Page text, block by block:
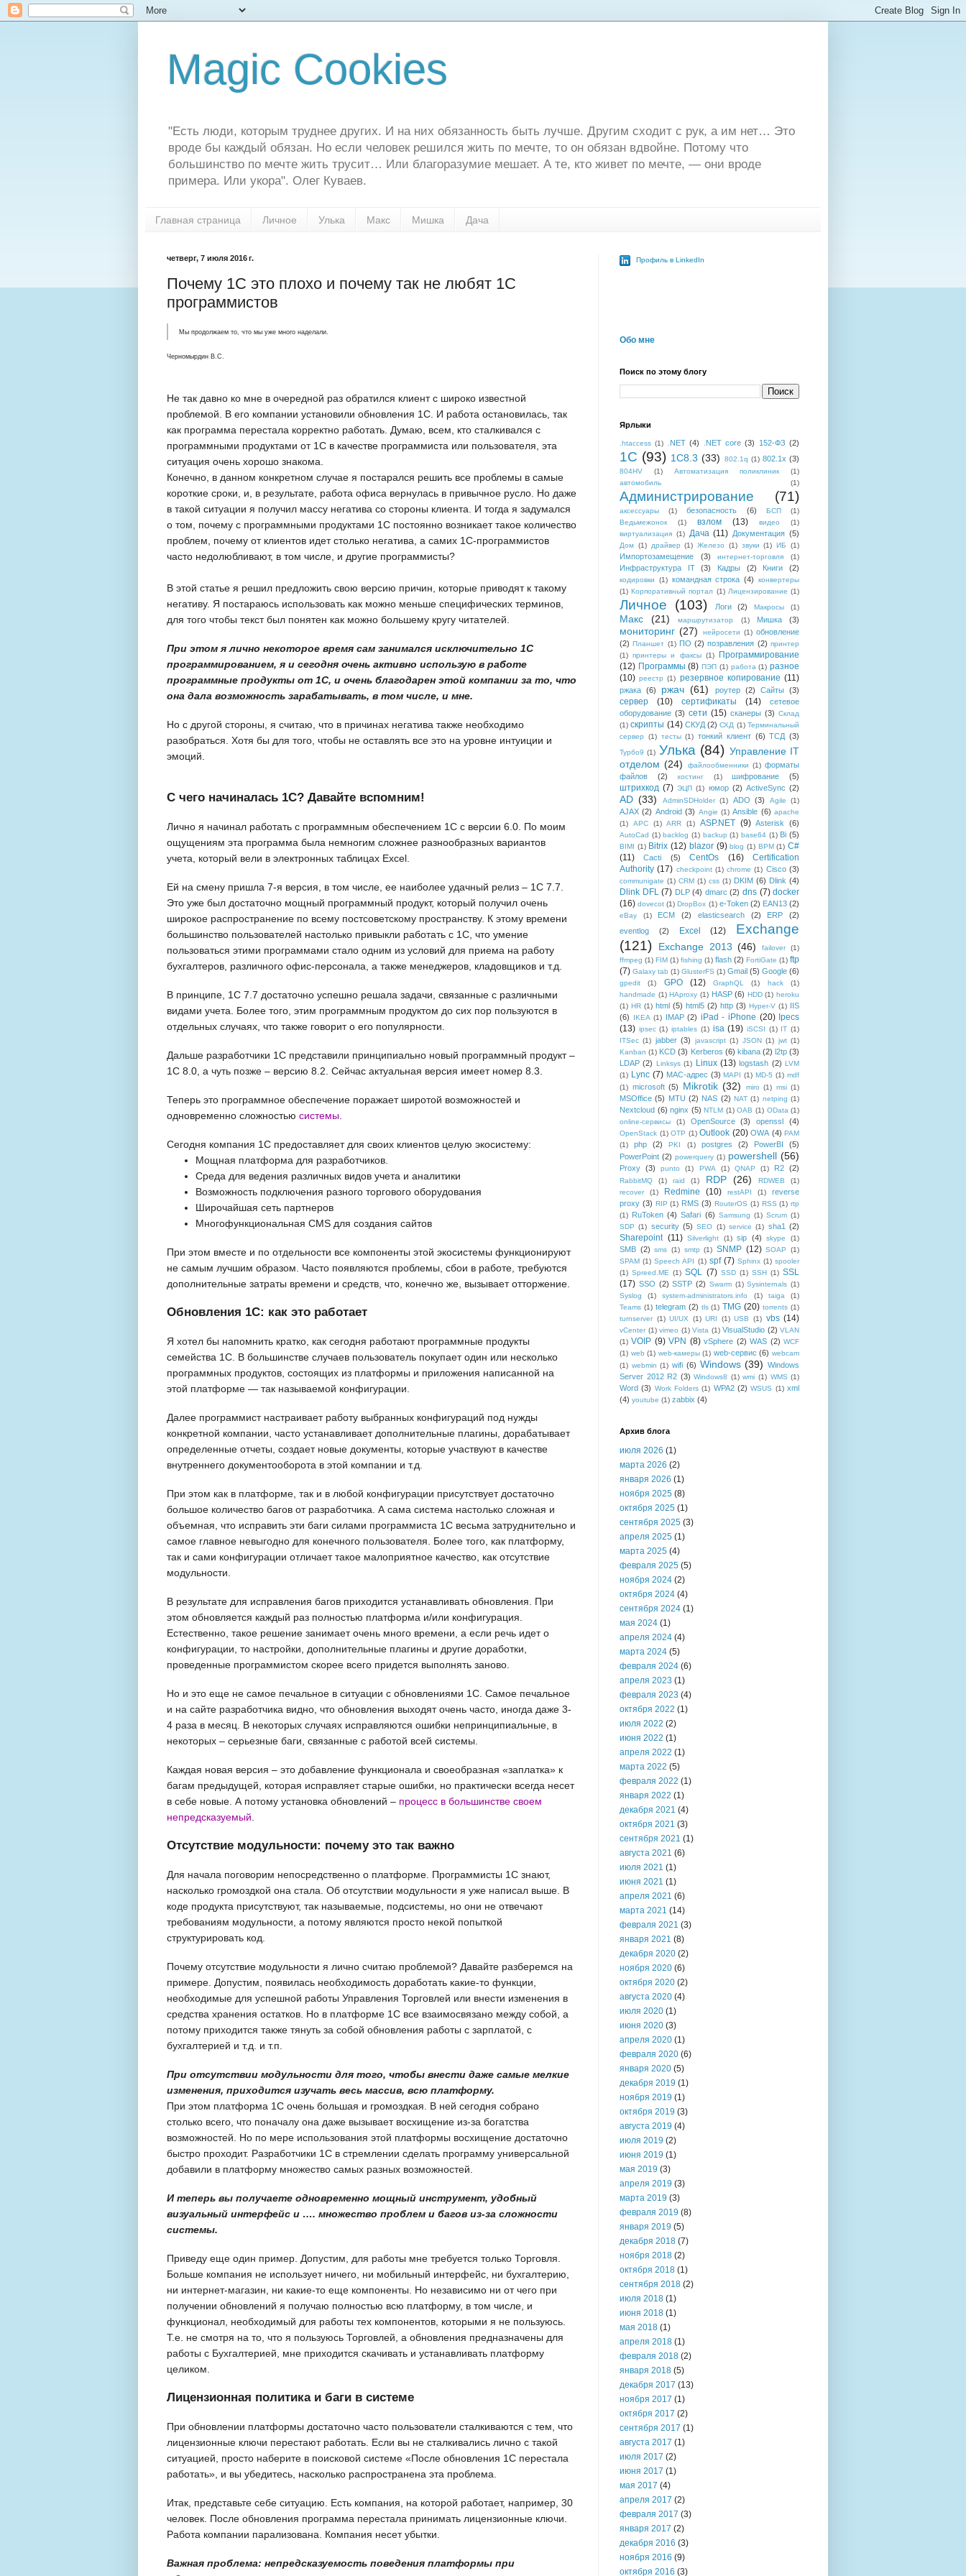
Magic Cookies
"Есть люди, которым труднее других. И на них обязанность быть лучше. Другим сходит с рук, а им нет… Это
вроде бы каждый обязан. Но если человек решился жить по мечте, то он обязан вдвойне. Потому что
большинство по мечте жить трусит… Или благоразумие мешает. А те, кто живет по мечте, — они вроде
примера. Или укора". Олег Куваев.
Главная страница Личное Улька Макс Мишка Дача
четверг, 7 июля 2016 г.
Почему 1С это плохо и почему так не любят 1С
программистов
Мы продолжаем то, что мы уже много наделали.
Черномырдин В.С.
Не так давно ко мне в очередной раз обратился клиент с широко известной
проблемой. В его компании установили обновления 1С. И работа остановилась, так
как программа перестала корректно работать. Думаю, всем, кто сталкивался с
программными продуктами от 1С в качестве программиста или пользователя, эта
ситуация очень хорошо знакома.
Конечно, в данном конкретном случае я постарался решить все проблемы в самые
короткие сроки, и, в результате, работа офиса вернулась в привычное русло. Но даже
в такой ситуации я получил массу негатива со стороны клиента. И тогда я задумался
о том, почему с программными продуктами 1С постоянно возникает такое количество
проблем, почему от клиентов идет столько негатива, а самих 1С-программистов
часто недолюбливают, в том числе, и другие программисты?
В этой статье я решил предложить свою версию причин, которые приводят к такому
негативу. Я постараюсь использовать как можно меньше специфических терминов,
для того чтобы текст был понятен как можно большему кругу читателей.
При этом я лично некоторое время сам занимался исключительно 1С
программированием, я и сегодня очень активно использую в работе
программные продукты от 1С, и очень благодарен этой компании за то, что
она дала возможность зарабатывать, в том числе, и мне.
Но с другой стороны, я считаю, что в причинах негатива также необходимо
разобраться. Хотя бы для того, чтобы не оставлять все это на уровне интуиции и
эмоций.
С чего начиналась 1С? Давайте вспомним!
Лично я начинал работать с программным обеспечением 1С с версии 6.0. По моим
ощущениям эта программа была немногим сложнее разнообразных вариантов
учета, который вели в электронных таблицах Excel.
Ей на смену пришла 7-я версия, в том числе, ее наиболее удачный релиз – 1С 7.7.
Это уже был достаточно мощный программный продукт, который получил очень
широкое распространение по всему постсоветскому пространству. К этому времени
большинство пользователей настолько привыкли работать с 1С, что умение
пользоваться этими программами стало одним из условий для приема на работу
бухгалтеров, различного офис-персонала, а также менеджеров, кладовщиков и т.д.
В принципе, 1С 7.7 достаточно успешно решала задачи, связанные с различными
видами учета. Более того, этим программным продуктом до сих пор пользуются в
отдельных случаях, что также говорит о его популярности.
Дальше разработчики 1С представили принципиально новый программный продукт –
1С 8.0, а чуть позже – версию 8.2. Сейчас актуальная версия имеет номер 8.3.
Теперь это программное обеспечение поражает широтой возможностей и
одновременно сложностью системы
Сегодня компания 1С предоставляет для своих клиентов целую экосистему:
Мощная платформа для разработчиков.
Среда для ведения различных видов учета и аналитики
Возможность подключения разного торгового оборудования
Широчайшая сеть партнеров
Многофункциональная CMS для создания сайтов
При этом вместе и по отдельности все компоненты этой экосистемы функционируют
не самым лучшим образом. Часто появляются проблемы, сбои в работе, требуются
дополнительные затраты времени и средств, что, конечно же, вызывает отторжение.
Обновления 1С: как это работает
Я хотел бы напомнить кратко, как сегодня работают программные продукты
семейства 1С. В большинстве случаев пользователь покупает один или несколько
программных продуктов, состоящих из платформы и приложения написанной на
этой платформе — так называемой конфигурации.
Далее программист настраивает работу выбранных конфигураций под нужды
конкретной компании, часто устанавливает дополнительные плагины, дорабатывает
определенные отчеты, создает новые документы, которые участвуют в качестве
внутреннего документооборота в этой компании и т.д.
При этом как в платформе, так и в любой конфигурации присутствует достаточно
большое количество багов от разработчика. А сама система настолько сложная и
объемная, что исправить эти баги силами программиста 1С весьма затруднительно и
самое главное невыгодно для конечного пользователя. Более того, как платформу,
так и сами конфигурации отличает такое малоприятное качество, как отсутствие
модульности.
В результате для исправления багов приходится устанавливать обновления. При
этом обновляется каждый раз полностью платформа и/или конфигурация.
Естественно, такое решение занимает очень много времени, а если речь идет о
конфигурации, то настройки, дополнительные плагины и другие доработки,
проведенные программистом скорее всего придется выполнять заново.
Но и это еще не самое печальное в ситуации с обновлениями 1С. Самое печальное
и на сайте разработчика видно, что обновления выходят очень часто, иногда даже 3-
4 раза в месяц. В некоторых случаях исправляются ошибки непринципиальные, в
некоторых – серьезные баги, связанные с работой всей системы.
Каждая новая версия – это добавление функционала и своеобразная «заплатка» к
багам предыдущей, которая исправляет старые ошибки, но практически всегда несет
в себе новые. А потому установка обновлений – процесс в большинстве своем
непредсказуемый
Отсутствие модульности: почему это так важно
Для начала поговорим непосредственно о платформе. Программисты 1С знают,
насколько громоздкой она стала. Об отсутствии модульности я уже написал выше. В
коде продукта присутствуют, так называемые, подсистемы, но они не отвечают
требованиям модульности, а потому являются просто некой попыткой
структурировать код.
Почему отсутствие модульности я лично считаю проблемой? Давайте разберемся на
примере. Допустим, появилась необходимость доработать какие-то функции,
необходимые для успешной работы Управления Торговлей или внести изменения в
средства хранения остатков. Но в платформе 1С все взаимосвязано между собой, а
потому приходится также тянуть за собой обновления работы с зарплатой, с
бухгалтерией и т.д. и т.п.
При отсутствии модульности для того, чтобы внести даже самые мелкие
изменения, приходится изучать весь массив, всю платформу.
При этом платформа 1С очень большая и громоздкая. В ней сегодня собрано
столько всего, что поначалу она даже вызывает восхищение из-за богатства
возможностей. Но по мере использования этой платформы восхищение достаточно
быстро проходит. Разработчики 1С в стремлении сделать программу универсальной
добавили в платформу множество самых разных возможностей.
И теперь вы получаете одновременно мощный инструмент, удобный
визуальный интерфейс и …. множество проблем и багов из-за сложности
системы.
Приведу еще один пример. Допустим, для работы мне требуется только Торговля.
Больше компания не использует ничего, ни мобильный интерфейс, ни бухгалтерию,
ни интернет-магазин, ни какие-то еще компоненты. Но независимо ни от чего при
получении обновлений я получаю полностью всю платформу, в том числе, и
функционал, необходимый для работы тех компонентов, которыми я не пользуюсь.
Т.е. не смотря на то, что я пользуюсь Торговлей, а обновления предназначены для
работы с Бухгалтерией, мне приходится скачивать и устанавливать платформу
целиком.
Лицензионная политика и баги в системе
При обновлении платформы достаточно часто пользователи сталкиваются с тем, что
лицензионные ключи перестают работать. Если вы не сталкивались лично с такой
ситуацией, просто наберите в поисковой системе «После обновления 1С перестала
работать», и вы убедитесь, насколько распространена эта проблема.
Итак, представьте себе ситуацию. Есть компания, на которой работает, например, 30
человек. После обновления программа перестала принимать лицензионные ключи.
Работа компании парализована. Компания несет убытки.
Важная проблема: непредсказуемость поведения платформы при
Профиль в LinkedIn
Обо мне
Поиск по этому блогу
Ярлыки
.htaccess (1) .NET (4) .NET core (3) 152-ФЗ (2)
1С (93) 1C8.3 (33) 802.1q (1) 802.1x (3)
804HV (1) Автоматизация поликлиник
(1)
автомобиль
(1)
Администрирование (71)
аксессуары (1) безопасность (6) БСП
(1)
Ведьмежонок
(1) взлом (13) видео
(1)
виртуализация (1) Дача (11) Документация (5)
Дом (1) драйвер (1) Железо (1) звуки (1) ИБ (1)
Импортозамещение (3) интернет-торговля (1)
Инфраструктура IT (3) Кадры (2) Книги (2)
кодировки (1) командная строка (4)
конвертеры
(1) Корпоративный портал (1) Лицензирование (1)
Личное (103) Логи (2) Макросы (1)
Макс (21) маршрутизатор (1) Мишка (3)
мониторинг (27) нейросети (1) обновление
(2) Планшет (1) ПО (2) позравления (2) принтер
(1) принтеры и факсы (1)
Программирование
(12) Программы (8) ПЭП (1) работа (1) разное
(10) реестр (1) резервное копирование (11)
ржака (6) ржач (61) роутер (2) Сайты (3)
сервер (10) сертификаты (14)
сетевое
оборудование (3) сети (15) сканеры (3) Склад
(1) скрипты (14) СКУД (2) СХД (1) Терминальный
сервер
(1) тесты (1) тонкий клиент (6) ТСД (3)
Турбо9 (1) Улька (84) Управление IT
отделом (24) файлообменники (1) форматы
файлов
(2) хостинг (1) шифрование (5)
штрихкод (7) ЭЦП (1) юмор (2) ActiveSync (2)
AD (33) AdminSDHolder (1) ADO (3) Agile (1)
AJAX (2) Android (3) Angie (1) Ansible (6) apache
(1)
APC (1) ARR (1) ASP.NET (9) Asterisk (6)
AutoCad (1) backlog (1) backup (1) base64 (1) Bi (5)
BIMI (1) Bitrix (12) blazor (9) blog (1) BPM (1) C#
(11)
Cacti (5) CentOs (16)
Certification
Authority (17) checkpoint (1) chrome (1) Cisco (3)
communigate (1) CRM (1) css (1) DKIM (6) Dlink (4)
Dlink DFL (7) DLP (4) dmarc (2) dns (7) docker
(16) dovecot (1) DropBox (1) e-Token (2) EAN13 (2)
eBay (1) ECM (2) elasticsearch (2) ERP
(2)
eventlog
(2) Excel (12)
Exchange
(121)
Exchange 2013 (46) failover
(1)
ffmpeg (1) FIM (1) fishing (1) flash (2) FortiGate (1) ftp
(7) Galaxy tab (1) GlusterFS (1) Gmail (5) Google (6)
gpedit (1) GPO (12) GraphQL (1) hack
(1)
handmade (1) HAproxy (1) HASP (6) HDD (1) heroku
(1) HR (1) html (5) html5 (2) http (3) Hyper-V (1) IIS
(6)
IKEA (1) IMAP (2) iPad - iPhone (20) Ipecs
(13) ipsec (1) iptables (1) isa (19) iSCSI (1) IT (1)
ITSec (1) jabber (3) javascript (1) JSON (1) jwt (1)
Kanban (1) KCD (3) Kerberos (6) kibana (2) l2tp (3)
LDAP (2) Linksys (1) Linux (13) logstash (2) LVM
(1) Lync (7) MAC-адрес (3) MAPI (1) MD-5 (1) mdf
(1) microsoft (5) Mikrotik (32) miro (1) msi (1)
MSOffice (5) MTU (2) NAS (2) NAT (1) netping (1)
Nextcloud (6) nginx (5) NTLM (1) OAB (1) OData (1)
online-сервисы
(1) OpenSource (3) openssl (4)
OpenStack (1) OTP (1) Outlook (20) OWA (4) PAM
(1)
php (2) PKI (1) postgres (2) PowerBI
(5)
PowerPoint (2) powerquery (1) powershell (56)
Proxy (3) punto (1) PWA (1) QNAP (1) R2 (2)
RabbitMQ (1) raid (1) RDP (26) RDWEB
(1)
recover
(1) Redmine (10) restAPI (1)
reverse
proxy (3) RIP (1) RMS (3) RouterOS (1) RSS (1) rtp
(1) RuToken (4) Safari (6) Samsung (1) Scrum (1)
SDP (1) security (5) SEO (1) service (1) sha1 (2)
Sharepoint (11) Silverlight (1) sip (4) skype (1)
SMB (2) sms (1) smtp (1) SNMP (12) SOAP
(1)
SPAM (1) Speech API (1) spf (7) Sphinx (1) spooler
(1) Spreed.ME (1) SQL (7) SSD (1) SSH (1) SSL
(17) SSO (2) SSTP (2) Swarm (1) Sysinternals (1)
Syslog
(1) system-administrators.info (1) taiga
(1)
Teams (1) telegram (2) tls (1) TMG (20) torrents (1)
turnserver (1) UI/UX (1) URI (1) USB (1) vbs (14)
vCenter (1) vimeo (1) Vista (1) VisualStudio (2) VLAN
(1) VOIP (9) VPN (8) vSphere (2) WAS (2) WCF
(1) web (1) web-камеры (1) web-сервис (6) webcam
(1) webmin (1) wifi (6) Windows (39) Windows
Server 2012 R2 (3) Windows8 (1) wmi (1) WMS (1)
Word (3) Work Folders (1) WPA2 (2) WSUS (1) xml
(4) youtube (1) zabbix (4)
Архив блога
июля 2026 (1)
марта 2026 (2)
января 2026 (1)
ноября 2025 (8)
октября 2025 (1)
сентября 2025 (3)
апреля 2025 (1)
марта 2025 (4)
февраля 2025 (5)
ноября 2024 (2)
октября 2024 (4)
сентября 2024 (1)
мая 2024 (1)
апреля 2024 (4)
марта 2024 (5)
февраля 2024 (6)
апреля 2023 (1)
февраля 2023 (4)
октября 2022 (1)
июля 2022 (2)
июня 2022 (1)
апреля 2022 (1)
марта 2022 (5)
февраля 2022 (1)
января 2022 (1)
декабря 2021 (4)
октября 2021 (3)
сентября 2021 (1)
августа 2021 (6)
июля 2021 (1)
июня 2021 (1)
апреля 2021 (6)
марта 2021 (14)
февраля 2021 (3)
января 2021 (8)
декабря 2020 (2)
ноября 2020 (6)
октября 2020 (2)
августа 2020 (4)
июля 2020 (1)
июня 2020 (3)
апреля 2020 (1)
февраля 2020 (6)
января 2020 (5)
декабря 2019 (1)
ноября 2019 (1)
октября 2019 (3)
августа 2019 (4)
июля 2019 (2)
июня 2019 (1)
мая 2019 (3)
апреля 2019 (3)
марта 2019 (3)
февраля 2019 (8)
января 2019 (5)
декабря 2018 (7)
ноября 2018 (2)
октября 2018 (1)
сентября 2018 (2)
июля 2018 (1)
июня 2018 (1)
мая 2018 (1)
апреля 2018 (1)
февраля 2018 (2)
января 2018 (5)
декабря 2017 (13)
ноября 2017 (1)
октября 2017 (2)
сентября 2017 (1)
августа 2017 (1)
июля 2017 (2)
июня 2017 (1)
мая 2017 (4)
апреля 2017 (2)
февраля 2017 (3)
января 2017 (2)
декабря 2016 (3)
ноября 2016 (9)
октября 2016 (3)